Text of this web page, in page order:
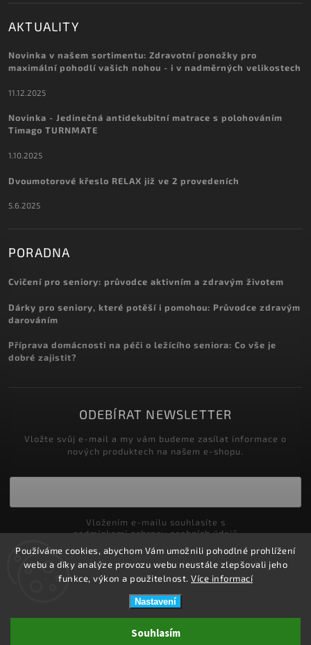
Používáme cookies, abychom Vám umožnili pohodlné prohlížení
webu a díky analýze provozu webu neustále zlepšovali jeho
funkce, výkon a použitelnost. Více informací
Nastavení
Souhlasím
AKTUALITY
Novinka v našem sortimentu: Zdravotní ponožky pro
maximální pohodlí vašich nohou - i v nadměrných velikostech
11.12.2025
Novinka - Jedinečná antidekubitní matrace s polohováním
Timago TURNMATE
1.10.2025
Dvoumotorové křeslo RELAX již ve 2 provedeních
5.6.2025
PORADNA
Cvičení pro seniory: průvodce aktivním a zdravým životem
Dárky pro seniory, které potěší i pomohou: Průvodce zdravým
darováním
Příprava domácnosti na péči o ležícího seniora: Co vše je
dobré zajistit?
ODEBÍRAT NEWSLETTER
Vložte svůj e-mail a my vám budeme zasílat informace o
nových produktech na našem e-shopu.
podmínkami ochrany osobních údajů
Přihlásit se
ZDRAVOTNÍ POTŘEBY DRDLOVÁ